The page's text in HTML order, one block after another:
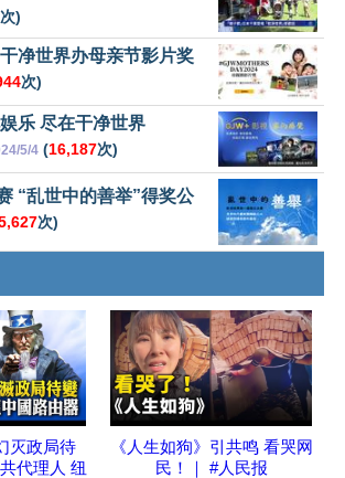
次)
净世界办母亲节影片奖
次)
乐 尽在干净世界
5/4 (16,187次)
“乱世中的善举”得奖公
次)
灭政局待
代理人 纽
《人生如狗》引共鸣 看哭网
民！｜ #人民报